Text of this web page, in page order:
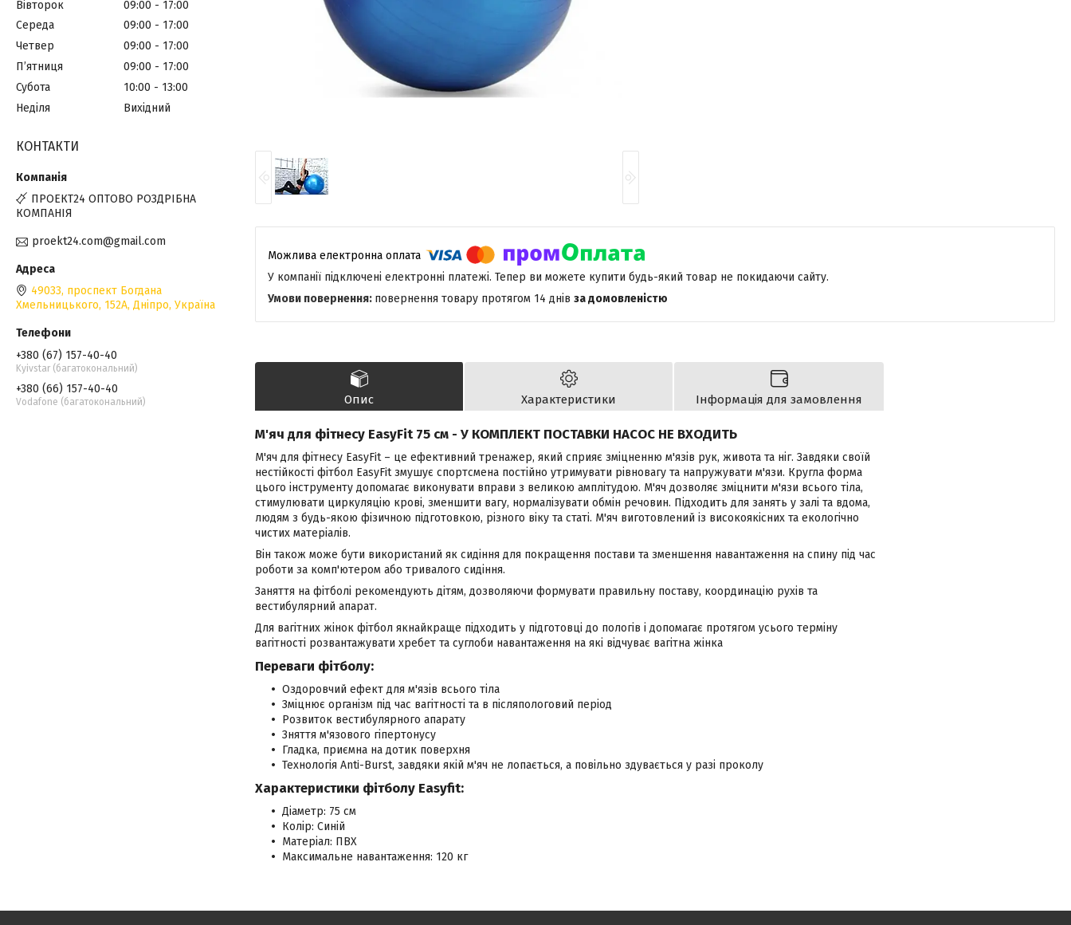
У компанії підключені електронні платежі. Тепер ви можете купити будь-який товар не покидаючи сайту.
повернення товару протягом 14 днів за домовленістю
Опис Характеристики Інформація для замовлення
М'яч для фітнесу EasyFit 75 см - У КОМПЛЕКТ ПОСТАВКИ НАСОС НЕ ВХОДИТЬ
М'яч для фітнесу EasyFit – це ефективний тренажер, який сприяє зміцненню м'язів рук, живота та ніг. Завдяки своїй
нестійкості фітбол EasyFit змушує спортсмена постійно утримувати рівновагу та напружувати м'язи. Кругла форма
цього інструменту допомагає виконувати вправи з великою амплітудою. М'яч дозволяє зміцнити м'язи всього тіла,
стимулювати циркуляцію крові, зменшити вагу, нормалізувати обмін речовин. Підходить для занять у залі та вдома,
людям з будь-якою фізичною підготовкою, різного віку та статі. М'яч виготовлений із високоякісних та екологічно
чистих матеріалів.
Він також може бути використаний як сидіння для покращення постави та зменшення навантаження на спину під час
роботи за комп'ютером або тривалого сидіння.
Заняття на фітболі рекомендують дітям, дозволяючи формувати правильну поставу, координацію рухів та
вестибулярний апарат.
Для вагітних жінок фітбол якнайкраще підходить у підготовці до пологів і допомагає протягом усього терміну
вагітності розвантажувати хребет та суглоби навантаження на які відчуває вагітна жінка
Переваги фітболу:
Оздоровчий ефект для м'язів всього тіла
Зміцнює організм під час вагітності та в післяпологовий період
Розвиток вестибулярного апарату
Зняття м'язового гіпертонусу
Гладка, приємна на дотик поверхня
Технологія Anti-Burst, завдяки якій м'яч не лопається, а повільно здувається у разі проколу
Характеристики фітболу Easyfit:
Діаметр: 75 см
Колір: Синій
Матеріал: ПВХ
Максимальне навантаження: 120 кг
Вівторок
09:00
17:00
Середа
09:00
17:00
Четвер
09:00
17:00
Пʼятниця
09:00
17:00
Субота
10:00
13:00
Неділя
Вихідний
КОНТАКТИ
ПРОЕКТ24 ОПТОВО РОЗДРІБНА
КОМПАНІЯ
proekt24.com@gmail.com
49033, проспект Богдана
Хмельницького, 152А, Дніпро, Україна
+380 (67) 157-40-40
Kyivstar (багатокональний)
+380 (66) 157-40-40
Vodafone (багатокональний)